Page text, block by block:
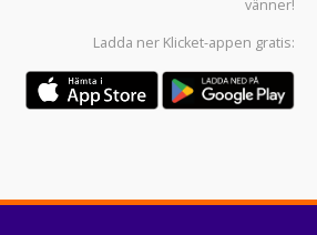
vänner!
Ladda ner Klicket-appen gratis: